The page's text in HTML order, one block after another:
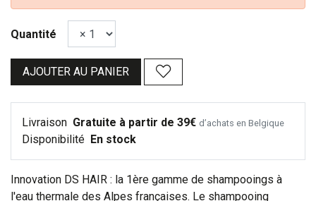
Quantité
AJOUTER AU PANIER
Livraison Gratuite à partir de 39€ d’achats en Belgique
Disponibilité En stock
Innovation DS HAIR : la 1ère gamme de shampooings à
l'eau thermale des Alpes françaises. Le shampooing